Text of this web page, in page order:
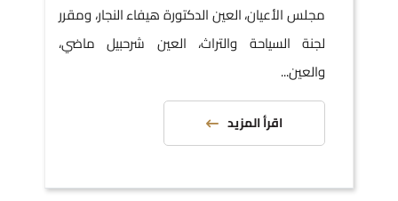
مجلس الأعيان، العين الدكتورة هيفاء النجار، ومقرر
لجنة السياحة والتراث، العين شرحبيل ماضي،
والعين...
اقرأ المزيد